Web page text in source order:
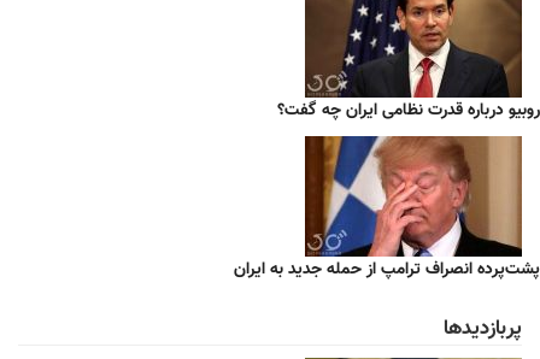
روبیو درباره قدرت نظامی ایران چه گفت؟
پشت‌پرده انصراف ترامپ از حمله جدید به ایران
پربازدیدها